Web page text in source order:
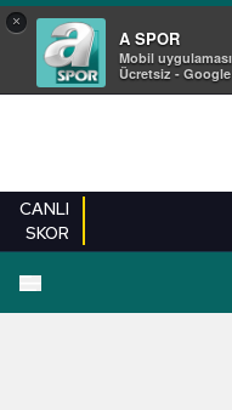
×
A SPOR
Mobil uygulaması
Ücretsiz -
CANLI
SKOR